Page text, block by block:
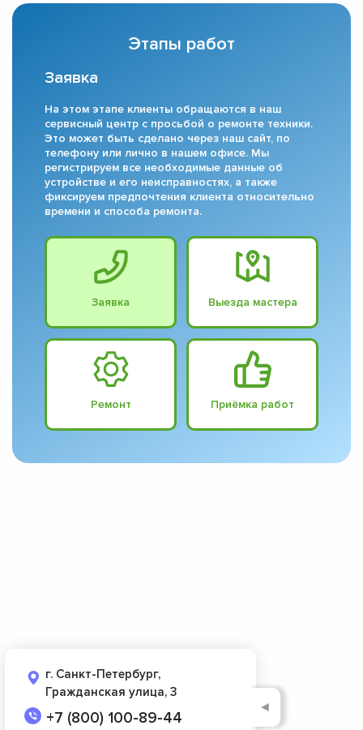
Этапы работ
Заявка
На этом этапе клиенты обращаются в наш
сервисный центр с просьбой о ремонте техники.
Это может быть сделано через наш сайт, по
телефону или лично в нашем офисе. Мы
регистрируем все необходимые данные об
устройстве и его неисправностях, а также
фиксируем предпочтения клиента относительно
времени и способа ремонта.
Заявка Выезда мастера
Ремонт Приёмка работ
г. Санкт-Петербург,
Гражданская улица, 3
+7 (800) 100-89-44
◄